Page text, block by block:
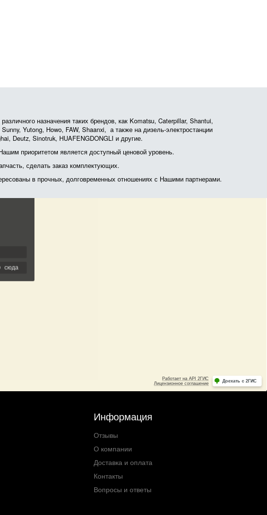
назначения таких брендов, как Komatsu, Caterpillar, Shantui,
Yutong, Howo, FAW, Shaanxi, а также на дизель-электростанции
Deutz, Sinotruk, HUAFENGDONGLI и другие.
приоритетом является доступный ценовой уровень.
сделать заказ комплектующих.
в прочных, долговременных отношениях с Нашими партнерами.
Информация
Отзывы
О компании
Доставка и оплата
Контакты
Вопросы и ответы